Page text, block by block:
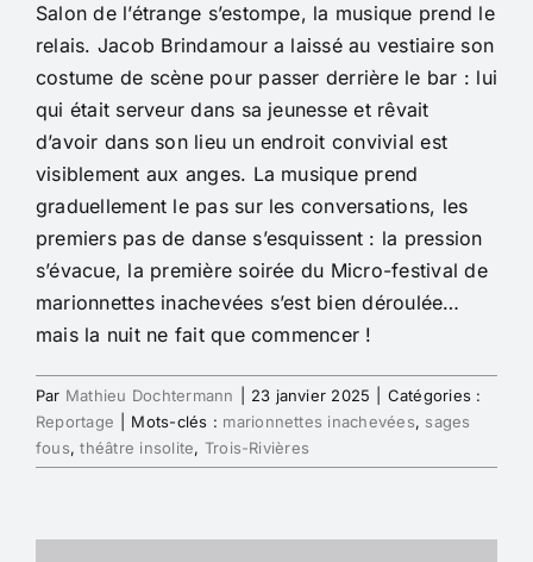
Salon de l’étrange s’estompe, la musique prend le
relais. Jacob Brindamour a laissé au vestiaire son
costume de scène pour passer derrière le bar : lui
qui était serveur dans sa jeunesse et rêvait
d’avoir dans son lieu un endroit convivial est
visiblement aux anges. La musique prend
graduellement le pas sur les conversations, les
premiers pas de danse s’esquissent : la pression
s’évacue, la première soirée du Micro-festival de
marionnettes inachevées s’est bien déroulée…
mais la nuit ne fait que commencer !
Par Mathieu Dochtermann 23 janvier 2025
Catégories :
Reportage
Mots-clés : marionnettes inachevées, sages
fous,théâtre insolite, Trois-Rivières